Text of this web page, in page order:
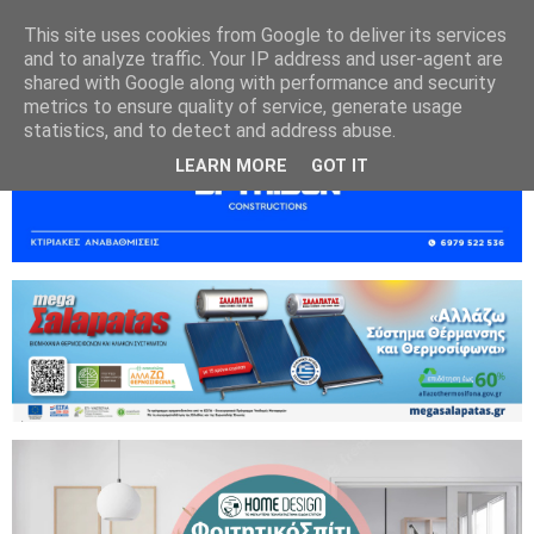
This site uses cookies from Google to deliver its services
and to analyze traffic. Your IP address and user-agent are
shared with Google along with performance and security
metrics to ensure quality of service, generate usage
statistics, and to detect and address abuse.
LEARN MORE GOT IT